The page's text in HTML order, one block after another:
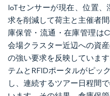
IoTセンサーが現在、位置
求を削減して荷主と主催者
庫保管・流通・在庫管理は
会場クラスター近辺への資
の強い要求を反映していま
テムとRFIDポータルがピッ
し、連続するツアー日程間